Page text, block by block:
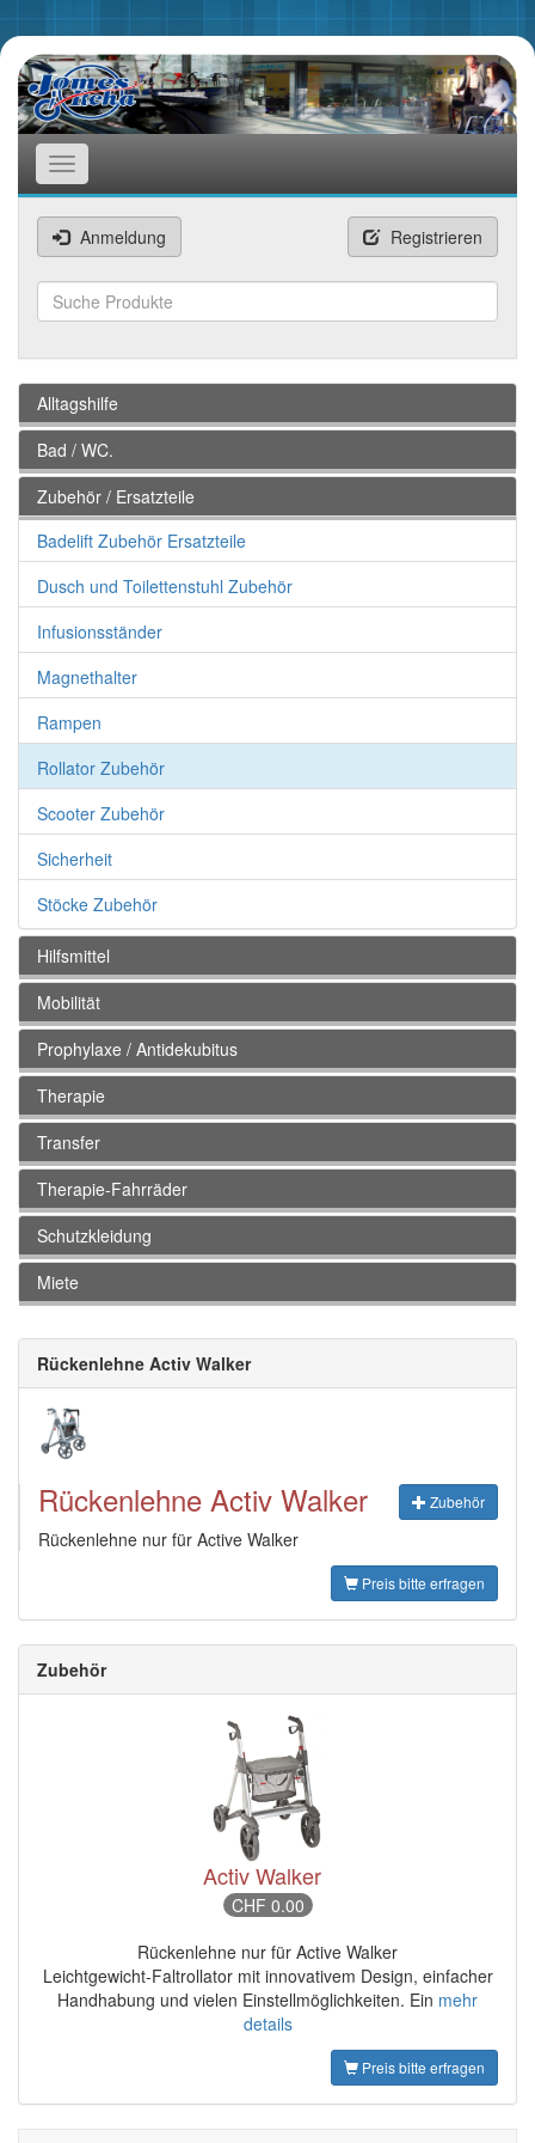
Toggle
navigation
Anmeldung
Registrieren
Suchen
Alltagshilfe
Bad / WC.
Zubehör / Ersatzteile
Badelift Zubehör Ersatzteile
Dusch und Toilettenstuhl Zubehör
Infusionsständer
Magnethalter
Rampen
Rollator Zubehör
Scooter Zubehör
Sicherheit
Stöcke Zubehör
Hilfsmittel
Mobilität
Prophylaxe / Antidekubitus
Therapie
Transfer
Therapie-Fahrräder
Schutzkleidung
Miete
Rückenlehne Activ Walker
Rückenlehne Activ Walker Zubehör
Rückenlehne nur für Active Walker
Preis bitte erfragen
Zubehör
Activ Walker
CHF 0.00
Rückenlehne nur für Active Walker
Leichtgewicht-Faltrollator mit innovativem Design, einfacher
Handhabung und vielen Einstellmöglichkeiten. Ein mehr
details
Preis bitte erfragen